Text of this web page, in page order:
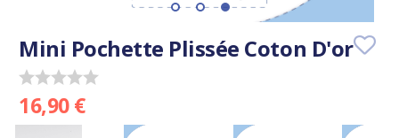
Mini Pochette Plissée Coton D'or
16,90 €